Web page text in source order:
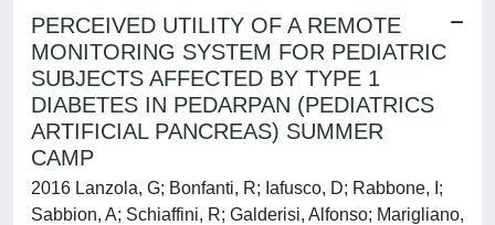
PERCEIVED UTILITY OF A REMOTE
MONITORING SYSTEM FOR PEDIATRIC
SUBJECTS AFFECTED BY TYPE 1
DIABETES IN PEDARPAN (PEDIATRICS
ARTIFICIAL PANCREAS) SUMMER
CAMP
2016 Lanzola, G; Bonfanti, R; Iafusco, D; Rabbone, I;
Sabbion, A; Schiaffini, R; Galderisi, Alfonso; Marigliano,